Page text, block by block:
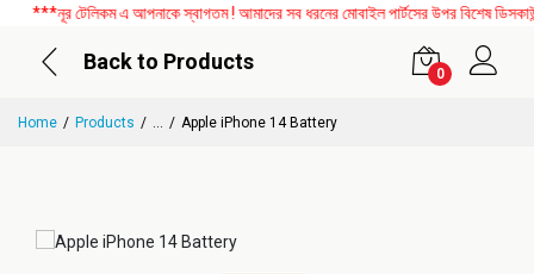
***নূর টেলিকম এ আপনাকে স্বাগতম ! আমাদের সব ধরনের মোবাইল পার্টসের উপর বিশেষ
Back to Products
0
Home Products ... Apple iPhone 14 Battery